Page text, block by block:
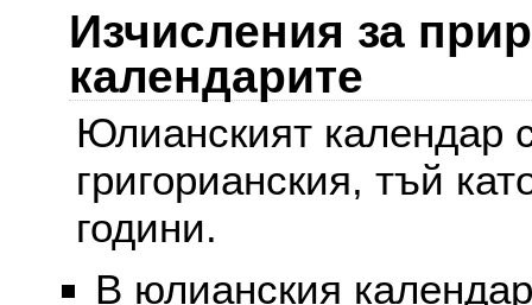
Изчисления за
календарите
Юлианският календар
григорианския, тъй
години.
В юлианския